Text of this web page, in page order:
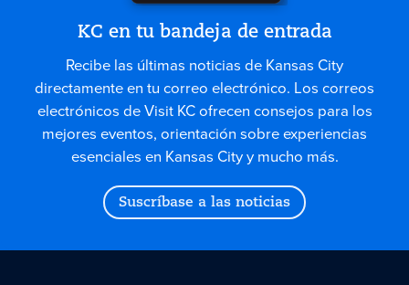
KC en tu bandeja de entrada
Recibe las últimas noticias de Kansas City
directamente en tu correo electrónico. Los correos
electrónicos de Visit KC ofrecen consejos para los
mejores eventos, orientación sobre experiencias
esenciales en Kansas City y mucho más.
Suscríbase a las noticias